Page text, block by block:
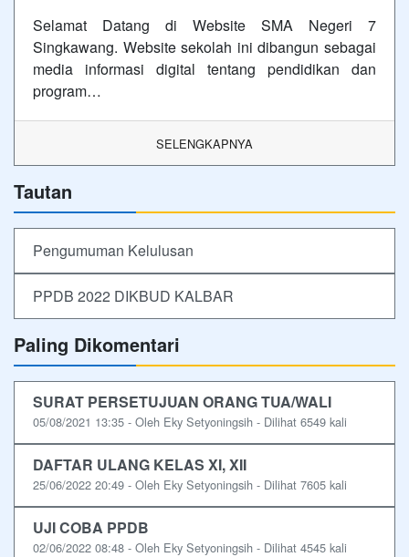
Selamat Datang di Website SMA Negeri 7
Singkawang. Website sekolah ini dibangun sebagai
media informasi digital tentang pendidikan dan
program…
SELENGKAPNYA
Tautan
Pengumuman Kelulusan
PPDB 2022 DIKBUD KALBAR
Paling Dikomentari
SURAT PERSETUJUAN ORANG TUA/WALI
05/08/2021 13:35 - Oleh Eky Setyoningsih - Dilihat 6549 kali
DAFTAR ULANG KELAS XI, XII
25/06/2022 20:49 - Oleh Eky Setyoningsih - Dilihat 7605 kali
UJI COBA PPDB
02/06/2022 08:48 - Oleh Eky Setyoningsih - Dilihat 4545 kali